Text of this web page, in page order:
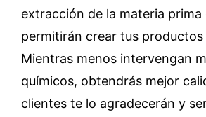
extracción de la materia prima
permitirán crear tus productos
Mientras menos intervengan
químicos, obtendrás mejor
clientes te lo agradecerán y